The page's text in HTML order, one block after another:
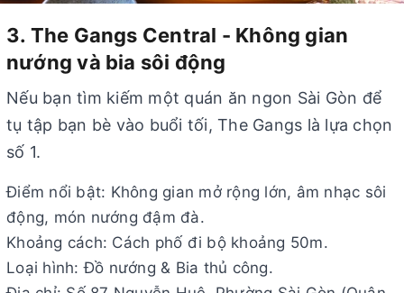
3. The Gangs Central - Không gian
nướng và bia sôi động
Nếu bạn tìm kiếm một quán ăn ngon Sài Gòn để
tụ tập bạn bè vào buổi tối, The Gangs là lựa chọn
số 1.
Điểm nổi bật: Không gian mở rộng lớn, âm nhạc sôi
động, món nướng đậm đà.
Khoảng cách: Cách phố đi bộ khoảng 50m.
Loại hình: Đồ nướng & Bia thủ công.